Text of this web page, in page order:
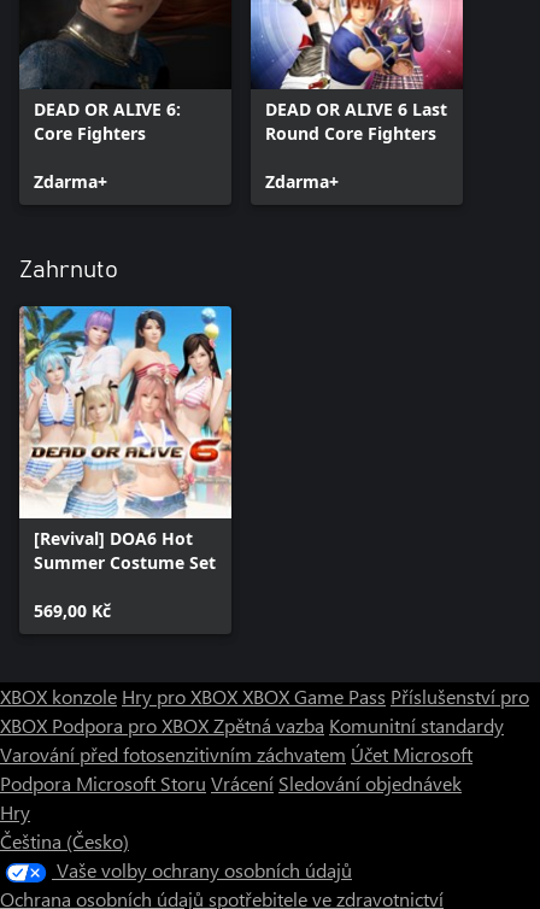
DEAD OR ALIVE 6:
Core Fighters
Zdarma+
DEAD OR ALIVE 6 Last
Round Core Fighters
Zdarma+
Zahrnuto
[Revival] DOA6 Hot
Summer Costume Set
569,00 Kč
XBOX konzole Hry pro XBOXXBOX Game Pass Příslušenství pro
XBOX Podpora pro XBOXZpětná vazba Komunitní standardy
Varování před fotosenzitivním záchvatem Účet Microsoft
Podpora Microsoft Storu Vrácení Sledování objednávek
Hry
Čeština (Česko)
Vaše volby ochrany osobních údajů
Ochrana osobních údajů spotřebitele ve zdravotnictví